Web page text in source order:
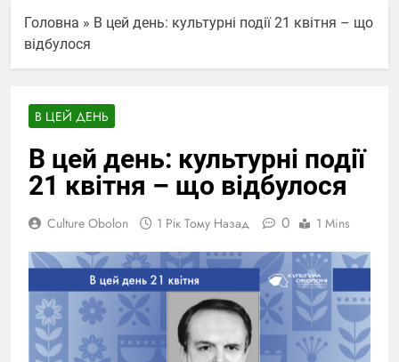
Головна » В цей день: культурні події 21 квітня – що
відбулося
В ЦЕЙ ДЕНЬ
В цей день: культурні події
21 квітня – що відбулося
Culture Obolon 1 Рік Тому Назад 0 1 Mins